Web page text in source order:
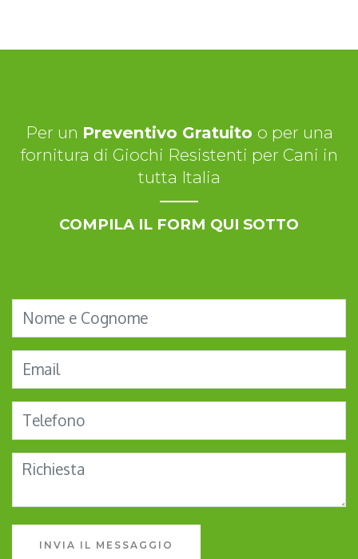
Per un Preventivo Gratuito o per una
fornitura di Giochi Resistenti per Cani in
tutta Italia
COMPILA IL FORM QUI SOTTO
INVIA IL MESSAGGIO